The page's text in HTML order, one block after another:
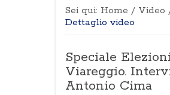
Sei qui: Home / Video
Dettaglio video
Speciale
Viareggio.
Antonio Cima